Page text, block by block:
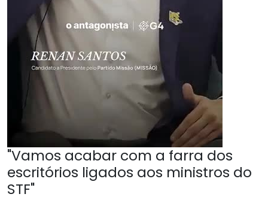
"Vamos acabar com a farra dos
escritórios ligados aos ministros do
STF"